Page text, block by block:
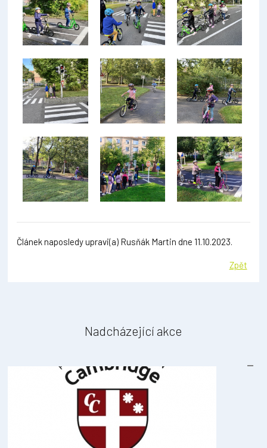
Článek naposledy upravi(a) Rusňák Martin dne 11.10.2023.
Zpět
Nadcházející akce